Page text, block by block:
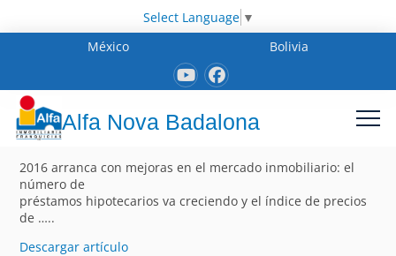
Select Language ▼
México
Bolivia
Alfa Nova Badalona
2016 arranca con mejoras en el mercado inmobiliario: el
número de
préstamos hipotecarios va creciendo y el índice de precios
de …..
Descargar artículo